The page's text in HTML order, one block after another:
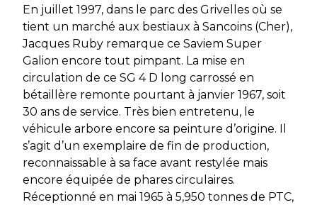
En juillet 1997, dans le parc des Grivelles où se
tient un marché aux bestiaux à Sancoins (Cher),
Jacques Ruby remarque ce Saviem Super
Galion encore tout pimpant. La mise en
circulation de ce SG 4 D long carrossé en
bétaillère remonte pourtant à janvier 1967, soit
30 ans de service. Très bien entretenu, le
véhicule arbore encore sa peinture d’origine. Il
s’agit d’un exemplaire de fin de production,
reconnaissable à sa face avant restylée mais
encore équipée de phares circulaires.
Réceptionné en mai 1965 à 5,950 tonnes de PTC,